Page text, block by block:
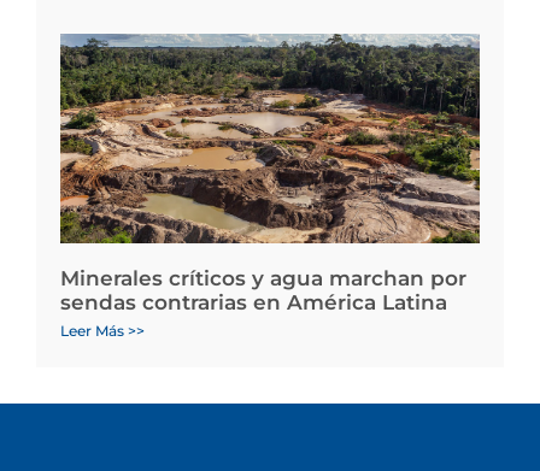
Minerales críticos y agua marchan por
sendas contrarias en América Latina
Leer Más >>